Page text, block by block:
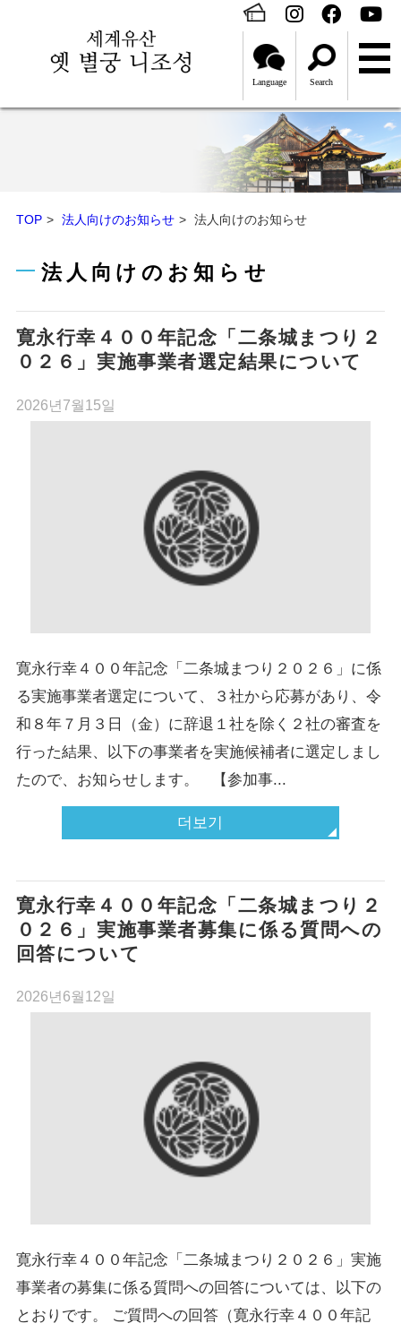
Language Search
TOP 法人向けのお知らせ 法人向けのお知らせ
法人向けのお知らせ
寛永行幸４００年記念「二条城まつり２
０２６」実施事業者選定結果について
2026년7월15일
寛永行幸４００年記念「二条城まつり２０２６」に係
る実施事業者選定について、３社から応募があり、令
和８年７月３日（金）に辞退１社を除く２社の審査を
行った結果、以下の事業者を実施候補者に選定しまし
たので、お知らせします。 【参加事...
더보기
寛永行幸４００年記念「二条城まつり２
０２６」実施事業者募集に係る質問への
回答について
2026년6월12일
寛永行幸４００年記念「二条城まつり２０２６」実施
事業者の募集に係る質問への回答については、以下の
とおりです。 ご質問への回答（寛永行幸４００年記